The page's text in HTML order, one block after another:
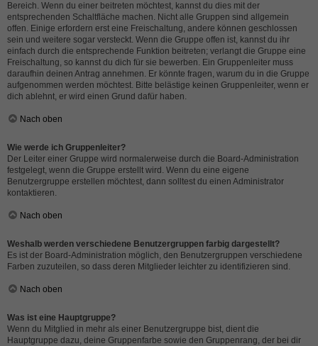
Bereich. Wenn du einer beitreten möchtest, kannst du dies mit der
entsprechenden Schaltfläche machen. Nicht alle Gruppen sind allgemein
offen. Einige erfordern erst eine Freischaltung, andere können geschlossen
sein und weitere sogar versteckt. Wenn die Gruppe offen ist, kannst du ihr
einfach durch die entsprechende Funktion beitreten; verlangt die Gruppe eine
Freischaltung, so kannst du dich für sie bewerben. Ein Gruppenleiter muss
daraufhin deinen Antrag annehmen. Er könnte fragen, warum du in die Gruppe
aufgenommen werden möchtest. Bitte belästige keinen Gruppenleiter, wenn er
dich ablehnt, er wird einen Grund dafür haben.
Nach oben
Wie werde ich Gruppenleiter?
Der Leiter einer Gruppe wird normalerweise durch die Board-Administration
festgelegt, wenn die Gruppe erstellt wird. Wenn du eine eigene
Benutzergruppe erstellen möchtest, dann solltest du einen Administrator
kontaktieren.
Nach oben
Weshalb werden verschiedene Benutzergruppen farbig dargestellt?
Es ist der Board-Administration möglich, den Benutzergruppen verschiedene
Farben zuzuteilen, so dass deren Mitglieder leichter zu identifizieren sind.
Nach oben
Was ist eine Hauptgruppe?
Wenn du Mitglied in mehr als einer Benutzergruppe bist, dient die
Hauptgruppe dazu, deine Gruppenfarbe sowie den Gruppenrang, der bei dir